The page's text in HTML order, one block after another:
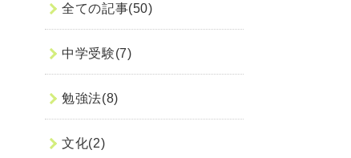
全ての記事(50)
中学受験(7)
勉強法(8)
文化(2)